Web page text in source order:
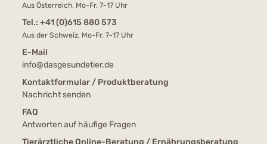
Aus Österreich, Mo-Fr, 7-17 Uhr
Tel.: +41 (0)615 880 573
Aus der Schweiz, Mo-Fr, 7-17 Uhr
E-Mail
info@dasgesundetier.de
Kontaktformular / Produktberatung
Nachricht senden
FAQ
Antworten auf häufige Fragen
Tierärztliche Online-Beratung / Ernährungsberatung